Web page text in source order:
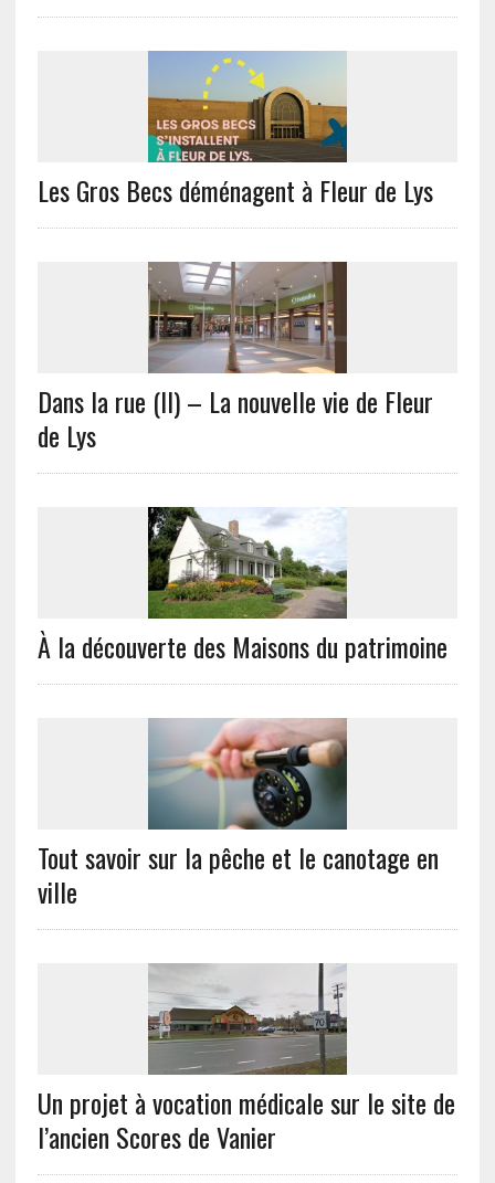
Les Gros Becs déménagent à Fleur de Lys
Dans la rue (II) – La nouvelle vie de Fleur
de Lys
À la découverte des Maisons du patrimoine
Tout savoir sur la pêche et le canotage en
ville
Un projet à vocation médicale sur le site de
l’ancien Scores de Vanier